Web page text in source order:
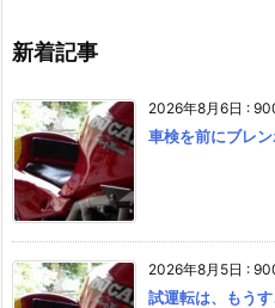
新着記事
2026年8月6日 :
車検を前にブレン
2026年8月5日 :
試運転は、もうす